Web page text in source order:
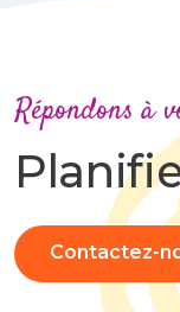
Répondons à
Contactez-